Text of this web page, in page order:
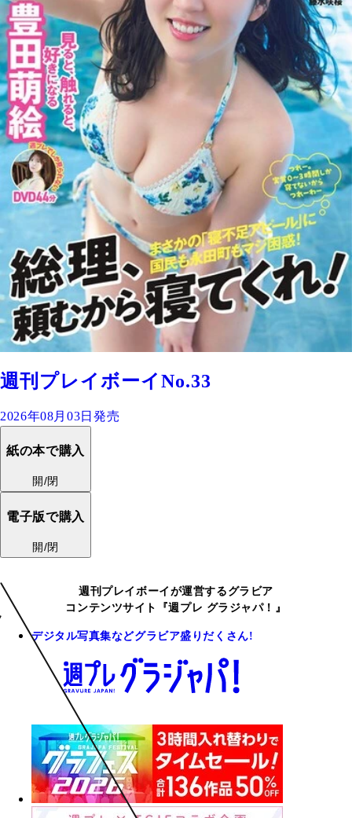
週刊プレイボーイNo.33
2026年08月03日発売
紙の本で購入
開/閉
電子版で購入
開/閉
週刊プレイボーイが運営するグラビア
コンテンツサイト『週プレ グラジャパ！』
デジタル写真集などグラビア盛りだくさん!